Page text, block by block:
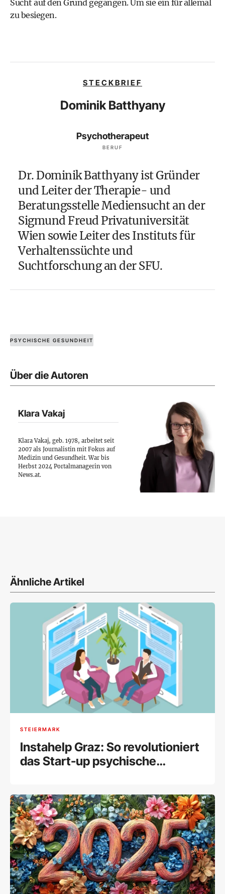
Sucht auf den Grund gegangen. Um sie ein für allemal
zu besiegen.
STECKBRIEF
Dominik Batthyany
BERUF
Psychotherapeut
Dr. Dominik Batthyany ist Gründer
und Leiter der Therapie- und
Beratungsstelle Mediensucht an der
Sigmund Freud Privatuniversität
Wien sowie Leiter des Instituts für
Verhaltenssüchte und
Suchtforschung an der SFU.
PSYCHISCHE GESUNDHEIT
Über die Autoren
Klara Vakaj
Klara Vakaj, geb. 1978, arbeitet seit
2007 als Journalistin mit Fokus auf
Medizin und Gesundheit. War bis
Herbst 2024 Portalmanagerin von
News.at.
Ähnliche Artikel
STEIERMARK
Instahelp Graz: So revolutioniert
das Start-up psychische